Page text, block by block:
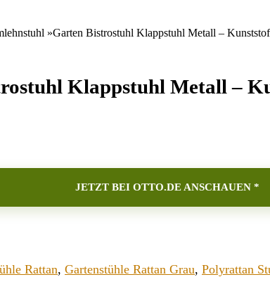
»Garten Bistrostuhl Klappstuhl Metall –
Klappstuhl Metall –
JETZT BEI OTTO.DE ANSCHAUEN *
Rattan, Gartenstühle Rattan Grau, Polyrattan